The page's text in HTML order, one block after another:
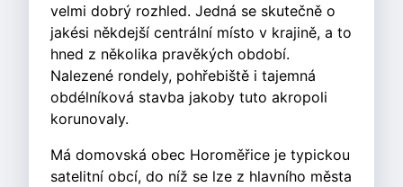
velmi dobrý rozhled. Jedná se skutečně o
jakési někdejší centrální místo v krajině, a to
hned z několika pravěkých období.
Nalezené rondely, pohřebiště i tajemná
obdélníková stavba jakoby tuto akropoli
korunovaly.
Má domovská obec Horoměřice je typickou
satelitní obcí, do níž se lze z hlavního města